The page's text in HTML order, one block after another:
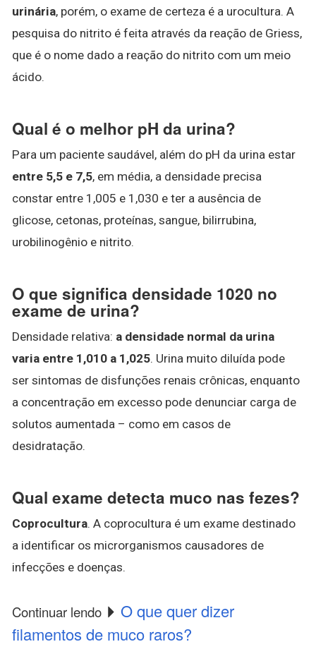
urinária, porém, o exame de certeza é a urocultura. A
pesquisa do nitrito é feita através da reação de Griess,
que é o nome dado a reação do nitrito com um meio
ácido.
Qual é o melhor pH da urina?
Para um paciente saudável, além do pH da urina estar
entre 5,5 e 7,5, em média, a densidade precisa
constar entre 1,005 e 1,030 e ter a ausência de
glicose, cetonas, proteínas, sangue, bilirrubina,
urobilinogênio e nitrito.
O que significa densidade 1020 no
exame de urina?
Densidade relativa: a densidade normal da urina
varia entre 1,010 a 1,025. Urina muito diluída pode
ser sintomas de disfunções renais crônicas, enquanto
a concentração em excesso pode denunciar carga de
solutos aumentada – como em casos de
desidratação.
Qual exame detecta muco nas fezes?
Coprocultura. A coprocultura é um exame destinado
a identificar os microrganismos causadores de
infecções e doenças.
Continuar lendo
O que quer dizer
filamentos de muco raros?